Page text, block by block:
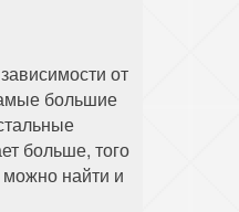
от
большие
больше, того
найти и